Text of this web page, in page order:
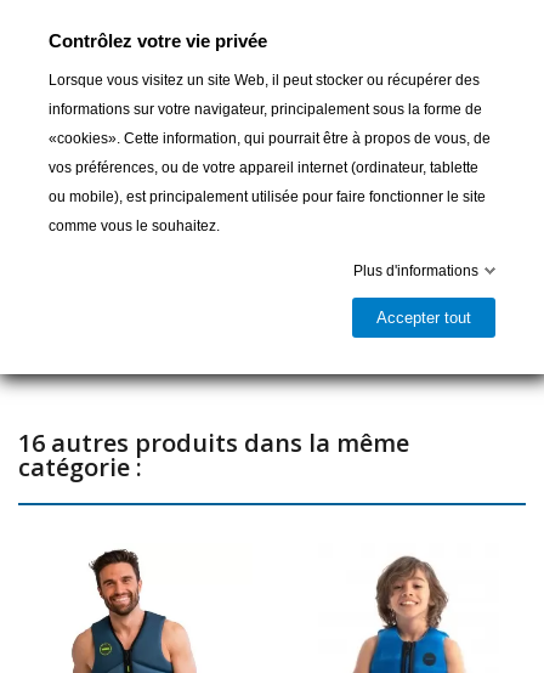
mousse PE à l'arrière pour la stabilité et le maintien. Il est rapide
supplémentaires comprennent une poche pour fusée de
détresse.
100% Polyamide
Poids: 700g
Compact
Certifié 12402-5
Mousse souple à l'avant pour plus de confort
Fermeture éclair sur le devant
Ajouter au panier
16 autres produits dans la même
catégorie :
Contrôlez votre vie privée
Lorsque vous visitez un site Web, il peut stocker ou récupérer des
informations sur votre navigateur, principalement sous la forme de
«cookies». Cette information, qui pourrait être à propos de vous, de
vos préférences, ou de votre appareil internet (ordinateur, tablette
ou mobile), est principalement utilisée pour faire fonctionner le site
comme vous le souhaitez.
Plus d'informations
Accepter tout